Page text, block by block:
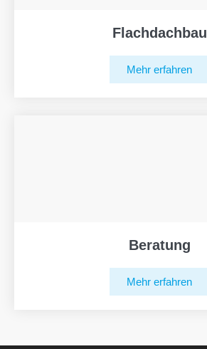
Flachdachbau
Mehr erfahren
Beratung
Mehr erfahren